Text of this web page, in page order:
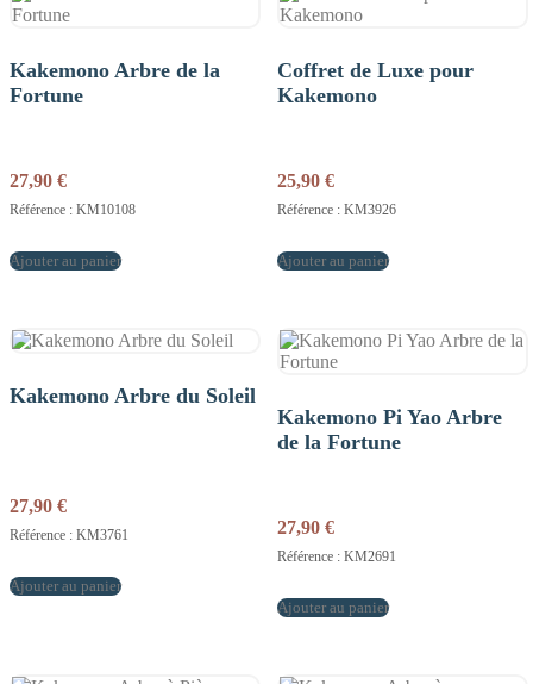
Kakemono Arbre de la
Fortune
27,90 €
Référence : KM10108
Ajouter au panier
Coffret de Luxe pour
Kakemono
25,90 €
Référence : KM3926
Ajouter au panier
Kakemono Arbre du Soleil
27,90 €
Référence : KM3761
Ajouter au panier
Kakemono Pi Yao Arbre
de la Fortune
27,90 €
Référence : KM2691
Ajouter au panier